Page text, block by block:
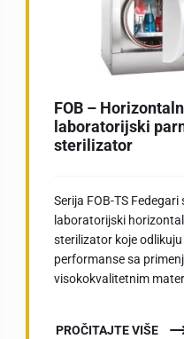
FOB –
laboratorijski
sterilizator
Serija FOB-TS Fedegari
laboratorijski
sterilizator koje
performanse sa
visokokvalitetnim
PROČITAJTE VIŠE